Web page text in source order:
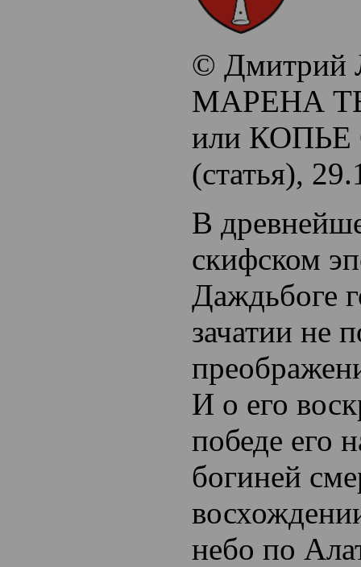
© Дмитрий
МАРЕНА
или
(статья),
В
скифском
Даждьбоге
зачатии не
И о его
победе его
богиней
небо по